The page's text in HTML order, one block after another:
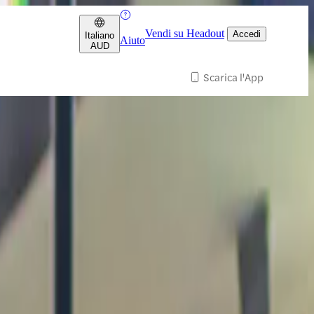
Italiano
AUD
Aiuto
Vendi su Headout Accedi
Scarica l'App